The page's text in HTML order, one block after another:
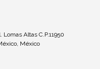
Altas C.P.11950
México